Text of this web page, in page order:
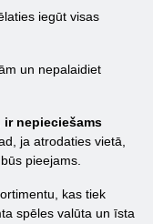
iegūt visas
un nepalaidiet
ir nepieciešams
ja atrodaties vietā,
pieejams.
kas tiek
spēles valūta un īsta